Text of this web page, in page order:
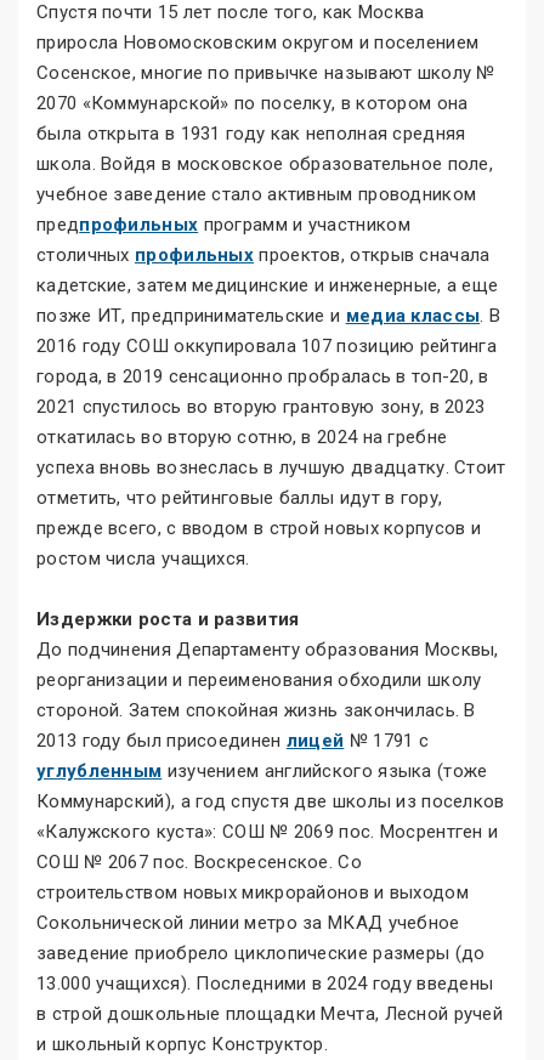
Спустя почти 15 лет после того, как Москва
приросла Новомосковским округом и поселением
Сосенское, многие по привычке называют школу №
2070 «Коммунарской» по поселку, в котором она
была открыта в 1931 году как неполная средняя
школа. Войдя в московское образовательное поле,
учебное заведение стало активным проводником
предпрофильных программ и участником
столичных профильных проектов, открыв сначала
кадетские, затем медицинские и инженерные, а еще
позже ИТ, предпринимательские и медиа классы. В
2016 году СОШ оккупировала 107 позицию рейтинга
города, в 2019 сенсационно пробралась в топ-20, в
2021 спустилось во вторую грантовую зону, в 2023
откатилась во вторую сотню, в 2024 на гребне
успеха вновь вознеслась в лучшую двадцатку. Стоит
отметить, что рейтинговые баллы идут в гору,
прежде всего, с вводом в строй новых корпусов и
ростом числа учащихся.
Издержки роста и развития
До подчинения Департаменту образования Москвы,
реорганизации и переименования обходили школу
стороной. Затем спокойная жизнь закончилась. В
2013 году был присоединен лицей № 1791 с
углубленным изучением английского языка (тоже
Коммунарский), а год спустя две школы из поселков
«Калужского куста»: СОШ № 2069 пос. Мосрентген и
СОШ № 2067 пос. Воскресенское. Со
строительством новых микрорайонов и выходом
Сокольнической линии метро за МКАД учебное
заведение приобрело циклопические размеры (до
13.000 учащихся). Последними в 2024 году введены
в строй дошкольные площадки Мечта, Лесной ручей
и школьный корпус Конструктор.